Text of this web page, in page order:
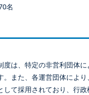
名
は、特定の非営利団体
また、各運営団体によ
て採用されており、行政